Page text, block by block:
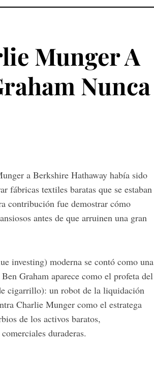
Munger A
Nunca
a Berkshire Hathaway había sido
fábricas textiles baratas que se estaban
contribución fue demostrar cómo
antes de que arruinen una gran
investing) moderna se contó como una
Graham aparece como el profeta del
cigarrillo): un robot de la liquidación
Charlie Munger como el estratega
de los activos baratos,
duraderas.